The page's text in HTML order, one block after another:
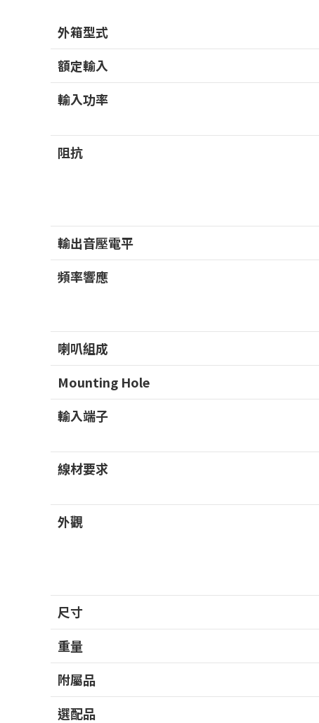
外箱型式
額定輸入
輸入功率
阻抗
輸出音壓電平
頻率響應
喇叭組成
Mounting Hole
輸入端子
線材要求
外觀
尺寸
重量
附屬品
選配品